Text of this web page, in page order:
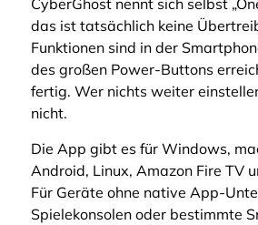
CyberGhost nennt sich selbst
das ist tatsächlich keine
Funktionen sind in der
des großen Power-Buttons
fertig. Wer nichts weiter
nicht.
Die App gibt es für Windows,
Android, Linux, Amazon Fire TV
Für Geräte ohne native App-
Spielekonsolen oder bestimmte